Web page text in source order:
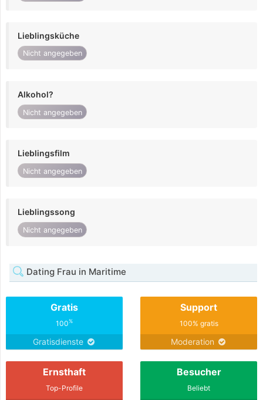
Lieblingsküche
Nicht angegeben
Alkohol?
Nicht angegeben
Lieblingsfilm
Nicht angegeben
Lieblingssong
Nicht angegeben
Dating Frau in Maritime
Gratis
100%
Gratisdienste
Support
100% gratis
Moderation
Ernsthaft
Top-Profile
Besucher
Beliebt